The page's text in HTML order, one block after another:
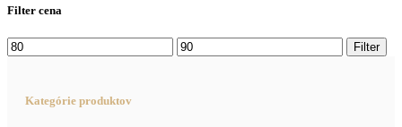
Filter cena
Filter
Kategórie produktov